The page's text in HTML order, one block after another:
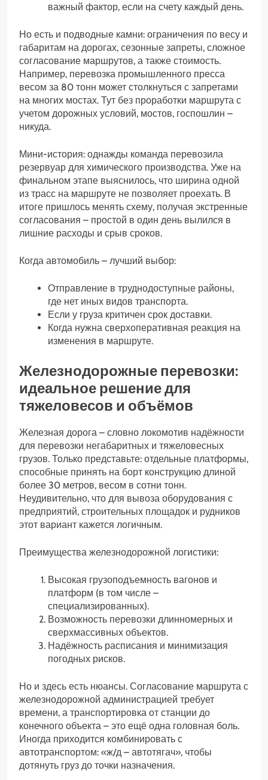
важный фактор, если на счету каждый день.
Но есть и подводные камни: ограничения по весу и
габаритам на дорогах, сезонные запреты, сложное
согласование маршрутов, а также стоимость.
Например, перевозка промышленного пресса
весом за 80 тонн может столкнуться с запретами
на многих мостах. Тут без проработки маршрута с
учетом дорожных условий, мостов, госпошлин –
никуда.
Мини-история: однажды команда перевозила
резервуар для химического производства. Уже на
финальном этапе выяснилось, что ширина одной
из трасс на маршруте не позволяет проехать. В
итоге пришлось менять схему, получая экстренные
согласования – простой в один день вылился в
лишние расходы и срыв сроков.
Когда автомобиль – лучший выбор:
Отправление в труднодоступные районы,
где нет иных видов транспорта.
Если у груза критичен срок доставки.
Когда нужна сверхоперативная реакция на
изменения в маршруте.
Железнодорожные перевозки:
идеальное решение для
тяжеловесов и объёмов
Железная дорога – словно локомотив надёжности
для перевозки негабаритных и тяжеловесных
грузов. Только представьте: отдельные платформы,
способные принять на борт конструкцию длиной
более 30 метров, весом в сотни тонн.
Неудивительно, что для вывоза оборудования с
предприятий, строительных площадок и рудников
этот вариант кажется логичным.
Преимущества железнодорожной логистики:
Высокая грузоподъемность вагонов и
платформ (в том числе –
специализированных).
Возможность перевозки длинномерных и
сверхмассивных объектов.
Надёжность расписания и минимизация
погодных рисков.
Но и здесь есть нюансы. Согласование маршрута с
железнодорожной администрацией требует
времени, а транспортировка от станции до
конечного объекта – это ещё одна головная боль.
Иногда приходится комбинировать с
автотранспортом: «ж/д – автотягач», чтобы
дотянуть груз до точки назначения.